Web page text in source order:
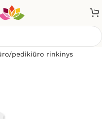
pedikiūro rinkinys